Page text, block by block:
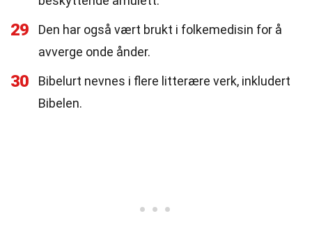
29
Den har også vært brukt i folkemedisin for å
avverge onde ånder.
30
Bibelurt nevnes i flere litterære verk, inkludert
Bibelen.